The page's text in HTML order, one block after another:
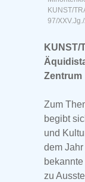
KUNST/
97/
KUNST/
Zentrum
Zum
begibt
und
dem
zu